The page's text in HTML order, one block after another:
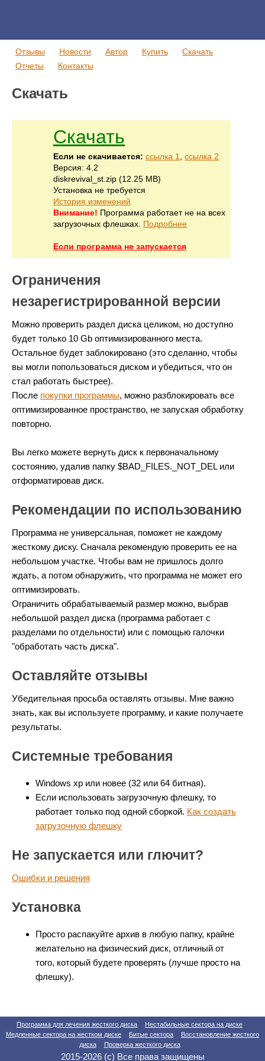
Отзывы Новости Автор Купить
Скачать
Отчеты
Контакты
Скачать
Скачать
Если не скачивается: ссылка 1
ссылка 2
Версия: 4.2
diskrevival_st.zip (12.25 MB)
Установка не требуется
История изменений
Внимание! Программа работает не на всех
загрузочных флешках. Подробнее
Если программа не запускается
Ограничения
незарегистрированной версии
Можно проверить раздел диска целиком, но доступно
будет только 10 Gb оптимизированного места.
Остальное будет заблокировано (это сделанно, чтобы
вы могли попользоваться диском и убедиться, что он
стал работать быстрее).
После покупки программы, можно разблокировать все
оптимизированное пространство, не запуская обработку
повторно.
Вы легко можете вернуть диск к первоначальному
состоянию, удалив папку $BAD_FILES._NOT_DEL или
отформатировав диск.
Рекомендации по использованию
Программа не универсальная, поможет не каждому
жесткому диску. Сначала рекомендую проверить ее на
небольшом участке. Чтобы вам не пришлось долго
ждать, а потом обнаружить, что программа не может его
оптимизировать.
Ограничить обрабатываемый размер можно, выбрав
небольшой раздел диска (программа работает с
разделами по отдельности) или с помощью галочки
"обработать часть диска".
Оставляйте отзывы
Убедительная просьба оставлять отзывы. Мне важно
знать, как вы используете программу, и какие получаете
результаты.
Системные требования
Windows xp или новее (32 или 64 битная).
Если использовать загрузочную флешку, то
работает только под одной сборкой. Как создать
загрузочную флешку
Не запускается или глючит?
Ошибки и решения
Установка
Просто распакуйте архив в любую папку, крайне
желательно на физический диск, отличный от
того, который будете проверять (лучше просто на
флешку).
Программа для лечения жесткого диска
Нестабильные сектора на диске
Медленные сектора на жестком диске
Битые сектора
Восстановление жесткого
диска
Проверка жесткого диска
2015-2026 (с) Все права защищены